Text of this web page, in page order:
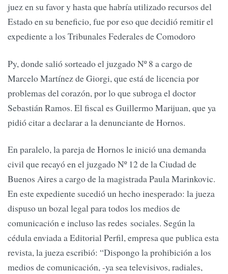
juez en su favor y hasta que habría utilizado recursos del
Estado en su beneficio, fue por eso que decidió remitir el
expediente a los Tribunales Federales de Comodoro
Py, donde salió sorteado el juzgado Nº 8 a cargo de
Marcelo Martínez de Giorgi, que está de licencia por
problemas del corazón, por lo que subroga el doctor
Sebastián Ramos. El fiscal es Guillermo Marijuan, que ya
pidió citar a declarar a la denunciante de Hornos.
En paralelo, la pareja de Hornos le inició una demanda
civil que recayó en el juzgado Nº 12 de la Ciudad de
Buenos Aires a cargo de la magistrada Paula Marinkovic.
En este expediente sucedió un hecho inesperado: la jueza
dispuso un bozal legal para todos los medios de
comunicación e incluso las redes sociales. Según la
cédula enviada a Editorial Perfil, empresa que publica esta
revista, la jueza escribió: “Dispongo la prohibición a los
medios de comunicación, -ya sea televisivos, radiales,